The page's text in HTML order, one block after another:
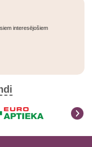
interesējošiem